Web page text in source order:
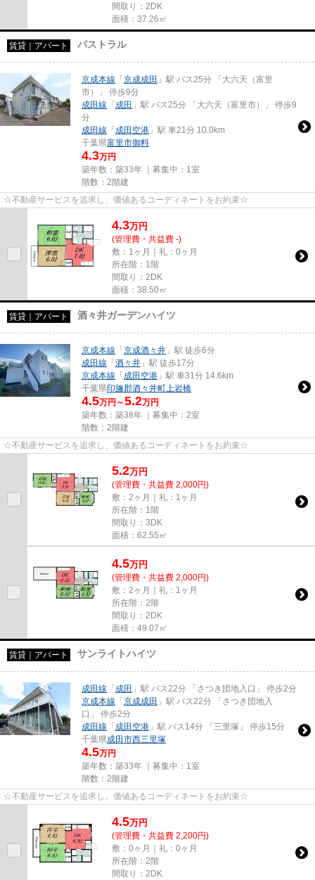
間取り：2DK
面積：37.26㎡
賃貸｜アパート パストラル
京成本線 「京成成田 」駅 バス25分 「大六天（富里
市）」 停歩9分
成田線 「成田 」駅 バス25分 「大六天（富里市）」 停歩9
分
成田線 「成田空港 」駅 車21分 10.0km
千葉県富里市御料
4.3万円
築年数：築33年 ｜募集中： 1室
階数：2階建
☆不動産サービスを追求し、価値あるコーディネートをお約束☆
4.3万円
(管理費・共益費 -)
敷：1ヶ月｜礼：0ヶ月
所在階：1階
間取り：2DK
面積：38.50㎡
賃貸｜アパート 酒々井ガーデンハイツ
京成本線 「京成酒々井 」駅 徒歩6分
成田線 「酒々井 」駅 徒歩17分
京成本線 「成田空港 」駅 車31分 14.6km
千葉県印旛郡酒々井町 上岩橋
4.5万円～5.2万円
築年数：築38年 ｜募集中： 2室
階数：2階建
☆不動産サービスを追求し、価値あるコーディネートをお約束☆
5.2万円
(管理費・共益費 2,000円)
敷：2ヶ月｜礼：1ヶ月
所在階：1階
間取り：3DK
面積：62.55㎡
4.5万円
(管理費・共益費 2,000円)
敷：2ヶ月｜礼：1ヶ月
所在階：2階
間取り：2DK
面積：49.07㎡
賃貸｜アパート サンライトハイツ
成田線 「成田 」駅 バス22分 「さつき団地入口」 停歩2分
京成本線 「京成成田 」駅 バス22分 「さつき団地入
口」 停歩2分
成田線 「成田空港 」駅 バス14分 「三里塚」 停歩15分
千葉県成田市西三里塚
4.5万円
築年数：築33年 ｜募集中： 1室
階数：2階建
☆不動産サービスを追求し、価値あるコーディネートをお約束☆
4.5万円
(管理費・共益費 2,200円)
敷：0ヶ月｜礼：0ヶ月
所在階：2階
間取り：2DK